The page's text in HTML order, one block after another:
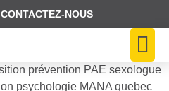
CONTACTEZ-NOUS